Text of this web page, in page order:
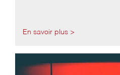
En savoir plus >